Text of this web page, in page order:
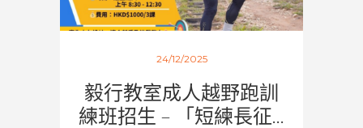
24/12/2025
毅行教室成人越野跑訓
練班招生 – 「短練長征...